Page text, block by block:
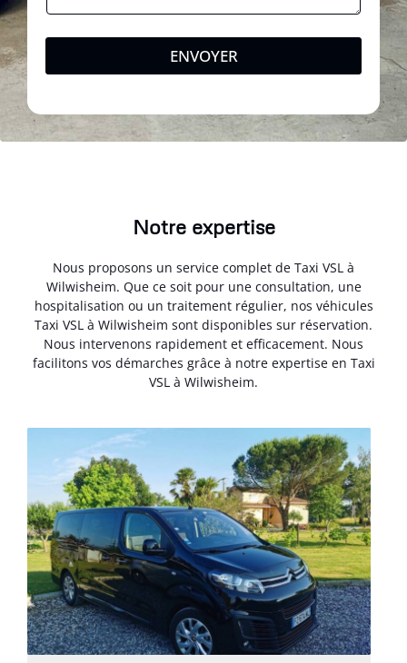
ENVOYER
Notre expertise
Nous proposons un service complet de Taxi VSL à
Wilwisheim. Que ce soit pour une consultation, une
hospitalisation ou un traitement régulier, nos véhicules
Taxi VSL à Wilwisheim sont disponibles sur réservation.
Nous intervenons rapidement et efficacement. Nous
facilitons vos démarches grâce à notre expertise en Taxi
VSL à Wilwisheim.